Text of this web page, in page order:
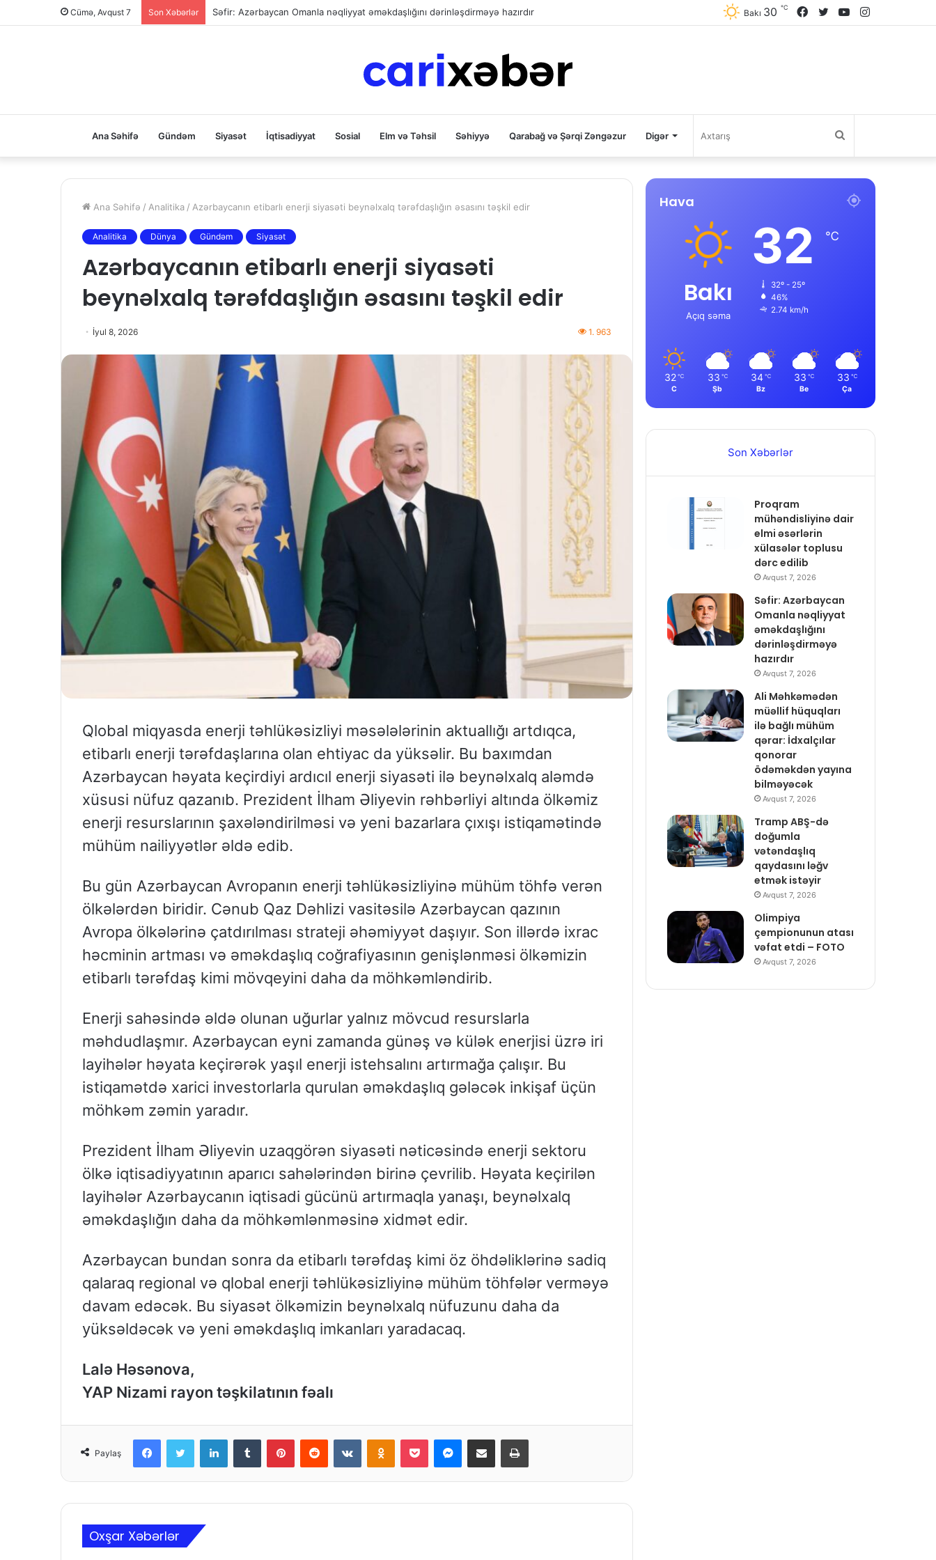
Cümə, Avqust 7 Son Xəbərlər Səfir: Azərbaycan Omanla nəqliyyat əməkdaşlığını dərinləşdirməyə hazırdır YouTube
Twitter
Facebook
Bakı 30 ℃
Ana Səhifə Gündəm Siyasət İqtisadiyyat Sosial Elm və Təhsil Səhiyyə Qarabağ və Şərqi Zəngəzur Digər Axtarış
Ana Səhifə / Analitika / Azərbaycanın etibarlı enerji siyasəti beynəlxalq tərəfdaşlığın əsasını təşkil edir
Analitika Dünya Gündəm Siyasət
Azərbaycanın etibarlı enerji siyasəti
beynəlxalq tərəfdaşlığın əsasını təşkil edir
İyul 8, 2026 1. 963
Qlobal miqyasda enerji təhlükəsizliyi məsələlərinin aktuallığı artdıqca,
etibarlı enerji tərəfdaşlarına olan ehtiyac da yüksəlir. Bu baxımdan
Azərbaycan həyata keçirdiyi ardıcıl enerji siyasəti ilə beynəlxalq aləmdə
xüsusi nüfuz qazanıb. Prezident İlham Əliyevin rəhbərliyi altında ölkəmiz
enerji resurslarının şaxələndirilməsi və yeni bazarlara çıxışı istiqamətində
mühüm nailiyyətlər əldə edib.
Bu gün Azərbaycan Avropanın enerji təhlükəsizliyinə mühüm töhfə verən
ölkələrdən biridir. Cənub Qaz Dəhlizi vasitəsilə Azərbaycan qazının
Avropa ölkələrinə çatdırılması strateji əhəmiyyət daşıyır. Son illərdə ixrac
həcminin artması və əməkdaşlıq coğrafiyasının genişlənməsi ölkəmizin
etibarlı tərəfdaş kimi mövqeyini daha da möhkəmləndirib.
Enerji sahəsində əldə olunan uğurlar yalnız mövcud resurslarla
məhdudlaşmır. Azərbaycan eyni zamanda günəş və külək enerjisi üzrə iri
layihələr həyata keçirərək yaşıl enerji istehsalını artırmağa çalışır. Bu
istiqamətdə xarici investorlarla qurulan əməkdaşlıq gələcək inkişaf üçün
möhkəm zəmin yaradır.
Prezident İlham Əliyevin uzaqgörən siyasəti nəticəsində enerji sektoru
ölkə iqtisadiyyatının aparıcı sahələrindən birinə çevrilib. Həyata keçirilən
layihələr Azərbaycanın iqtisadi gücünü artırmaqla yanaşı, beynəlxalq
əməkdaşlığın daha da möhkəmlənməsinə xidmət edir.
Azərbaycan bundan sonra da etibarlı tərəfdaş kimi öz öhdəliklərinə sadiq
qalaraq regional və qlobal enerji təhlükəsizliyinə mühüm töhfələr verməyə
davam edəcək. Bu siyasət ölkəmizin beynəlxalq nüfuzunu daha da
yüksəldəcək və yeni əməkdaşlıq imkanları yaradacaq.
Lalə Həsənova,
YAP Nizami rayon təşkilatının fəalı
Paylaş
Oxşar Xəbərlər
Hava
Bakı
Açıq səma
32 ℃
32º - 25º
46%
2.74 km/h
32 ℃
C
33 ℃
Şb
34 ℃
Bz
33 ℃
Be
33 ℃
Ça
Son Xəbərlər
Proqram
mühəndisliyinə dair
elmi əsərlərin
xülasələr toplusu
dərc edilib
Avqust 7, 2026
Səfir: Azərbaycan
Omanla nəqliyyat
əməkdaşlığını
dərinləşdirməyə
hazırdır
Avqust 7, 2026
Ali Məhkəmədən
müəllif hüquqları
ilə bağlı mühüm
qərar: İdxalçılar
qonorar
ödəməkdən yayına
bilməyəcək
Avqust 7, 2026
Tramp ABŞ-də
doğumla
vətəndaşlıq
qaydasını ləğv
etmək istəyir
Avqust 7, 2026
Olimpiya
çempionunun atası
vəfat etdi – FOTO
Avqust 7, 2026